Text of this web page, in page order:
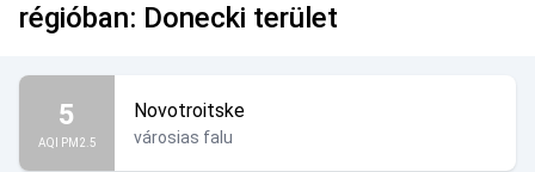
régióban: Donecki terület
5
AQI PM2.5
Novotroitske
városias falu